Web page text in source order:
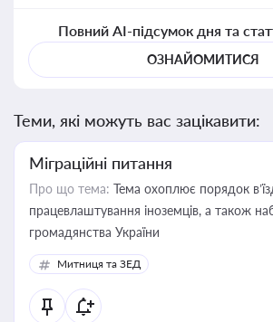
Повний AI-підсумок дня та
ОЗНАЙОМИТИСЯ
Теми, які можуть вас зацікавити:
Міграційні питання
Про що тема: Тема охоплює порядок
працевлаштування іноземців, а також
громадянства України
Митниця та ЗЕД